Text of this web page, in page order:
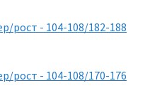
рост - 104-108/182-188
рост - 104-108/170-176